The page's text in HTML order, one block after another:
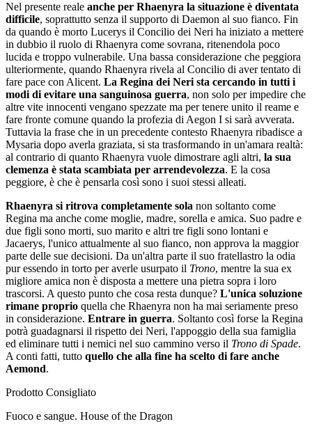
Nel presente reale anche per Rhaenyra la situazione è diventata
difficile, soprattutto senza il supporto di Daemon al suo fianco. Fin
da quando è morto Lucerys il Concilio dei Neri ha iniziato a mettere
in dubbio il ruolo di Rhaenyra come sovrana, ritenendola poco
lucida e troppo vulnerabile. Una bassa considerazione che peggiora
ulteriormente, quando Rhaenyra rivela al Concilio di aver tentato di
fare pace con Alicent. La Regina dei Neri sta cercando in tutti i
modi di evitare una sanguinosa guerra, non solo per impedire che
altre vite innocenti vengano spezzate ma per tenere unito il reame e
fare fronte comune quando la profezia di Aegon I si sarà avverata.
Tuttavia la frase che in un precedente contesto Rhaenyra ribadisce a
Mysaria dopo averla graziata, si sta trasformando in un'amara realtà:
al contrario di quanto Rhaenyra vuole dimostrare agli altri, la sua
clemenza è stata scambiata per arrendevolezza. E la cosa
peggiore, è che è pensarla così sono i suoi stessi alleati.
Rhaenyra si ritrova completamente sola non soltanto come
Regina ma anche come moglie, madre, sorella e amica. Suo padre e
due figli sono morti, suo marito e altri tre figli sono lontani e
Jacaerys, l'unico attualmente al suo fianco, non approva la maggior
parte delle sue decisioni. Da un'altra parte il suo fratellastro la odia
pur essendo in torto per averle usurpato il Trono, mentre la sua ex
migliore amica non è disposta a mettere una pietra sopra i loro
trascorsi. A questo punto che cosa resta dunque? L'unica soluzione
rimane proprio quella che Rhaenyra non ha mai seriamente preso
in considerazione. Entrare in guerra. Soltanto così forse la Regina
potrà guadagnarsi il rispetto dei Neri, l'appoggio della sua famiglia
ed eliminare tutti i nemici nel suo cammino verso il Trono di Spade.
A conti fatti, tutto quello che alla fine ha scelto di fare anche
Aemond.
Prodotto Consigliato
Fuoco e sangue. House of the Dragon